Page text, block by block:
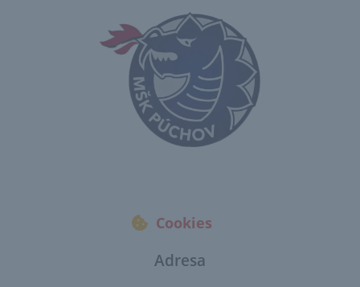
Cookies
Adresa